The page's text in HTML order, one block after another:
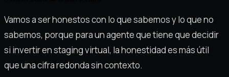
Vamos a ser honestos con lo que sabemos y lo que no
sabemos, porque para un agente que tiene que decidir
si invertir en staging virtual, la honestidad es más útil
que una cifra redonda sin contexto.